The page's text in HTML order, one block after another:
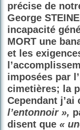
précise de
George
incapacité
MORT une
et les
imposées par
cimetières; la
Cependant
l’entonnoir »,
disent que «